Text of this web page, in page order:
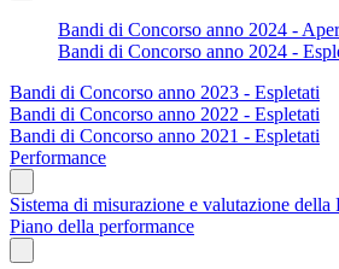
Bandi di Concorso anno 2024 -
Bandi di Concorso anno 2024 -
Bandi di Concorso anno 2023 - Espletati
Bandi di Concorso anno 2022 - Espletati
Bandi di Concorso anno 2021 - Espletati
Performance
Sistema di misurazione e valutazione della
Piano della performance